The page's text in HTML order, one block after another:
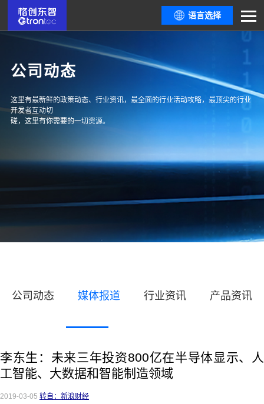
语言选择
公司动态
这里有最新鲜的政策动态、行业资讯，最全面的行业活动攻略，最顶尖的行业
开发者互动切
磋，这里有你需要的一切资源。
公司动态 媒体报道 行业资讯 产品资讯
李东生：未来三年投资800亿在半导体显示、人
工智能、大数据和智能制造领域
2019-03-05 转自：新浪财经